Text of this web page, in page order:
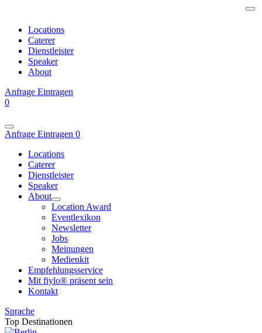
Locations
Caterer
Dienstleister
Speaker
About
Anfrage Eintragen
0
Anfrage Eintragen 0
Locations
Caterer
Dienstleister
Speaker
About
Location Award
Eventlexikon
Newsletter
Jobs
Meinungen
Medienkit
Empfehlungsservice
Mit fiylo® präsent sein
Kontakt
Sprache
Top Destinationen